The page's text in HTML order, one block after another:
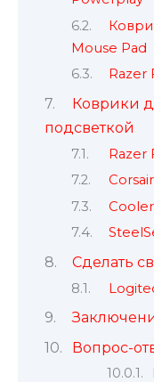
Mouse Pad
Razer
Коврики
подсветкой
Razer
Сделать
Вопрос-